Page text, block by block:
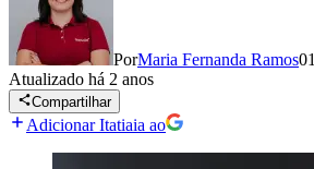
PorMaria Fernanda Ramos
Atualizado há 2 anos
Compartilhar
Adicionar Itatiaia ao